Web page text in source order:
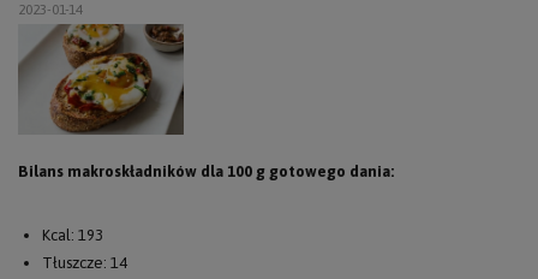
2023-01-14
Bilans makroskładników dla 100 g gotowego dania:
Kcal: 193
Tłuszcze: 14